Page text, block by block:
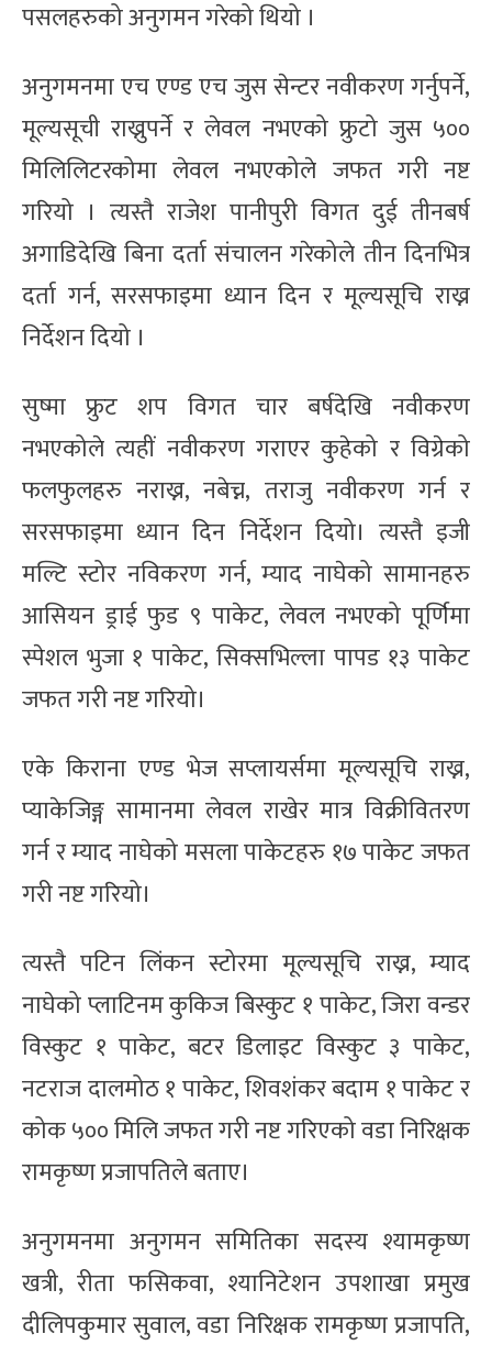
पसलहरुको अनुगमन गरेको थियो ।
अनुगमनमा एच एण्ड एच जुस सेन्टर नवीकरण गर्नुपर्ने,
मूल्यसूची राख्नुपर्ने र लेवल नभएको फ्रुटो जुस ५००
मिलिलिटरकोमा लेवल नभएकोले जफत गरी नष्ट
गरियो । त्यस्तै राजेश पानीपुरी विगत दुई तीनबर्ष
अगाडिदेखि बिना दर्ता संचालन गरेकोले तीन दिनभित्र
दर्ता गर्न, सरसफाइमा ध्यान दिन र मूल्यसूचि राख्न
निर्देशन दियो ।
सुष्मा फ्रुट शप विगत चार बर्षदेखि नवीकरण
नभएकोले त्यहीं नवीकरण गराएर कुहेको र विग्रेको
फलफुलहरु नराख्न, नबेच्न, तराजु नवीकरण गर्न र
सरसफाइमा ध्यान दिन निर्देशन दियो। त्यस्तै इजी
मल्टि स्टोर नविकरण गर्न, म्याद नाघेको सामानहरु
आसियन ड्राई फुड ९ पाकेट, लेवल नभएको पूर्णिमा
स्पेशल भुजा १ पाकेट, सिक्सभिल्ला पापड १३ पाकेट
जफत गरी नष्ट गरियो।
एके किराना एण्ड भेज सप्लायर्समा मूल्यसूचि राख्न,
प्याकेजिङ्ग सामानमा लेवल राखेर मात्र विक्रीवितरण
गर्न र म्याद नाघेको मसला पाकेटहरु १७ पाकेट जफत
गरी नष्ट गरियो।
त्यस्तै पटिन लिंकन स्टोरमा मूल्यसूचि राख्न, म्याद
नाघेको प्लाटिनम कुकिज बिस्कुट १ पाकेट, जिरा वन्डर
विस्कुट १ पाकेट, बटर डिलाइट विस्कुट ३ पाकेट,
नटराज दालमोठ १ पाकेट, शिवशंकर बदाम १ पाकेट र
कोक ५०० मिलि जफत गरी नष्ट गरिएको वडा निरिक्षक
रामकृष्ण प्रजापतिले बताए।
अनुगमनमा अनुगमन समितिका सदस्य श्यामकृष्ण
खत्री, रीता फसिकवा, श्यानिटेशन उपशाखा प्रमुख
दीलिपकुमार सुवाल, वडा निरिक्षक रामकृष्ण प्रजापति,